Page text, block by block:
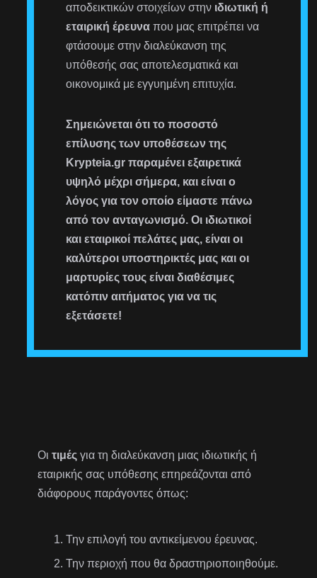
αποδεικτικών στοιχείων στην ιδιωτική ή
εταιρική έρευνα που μας επιτρέπει να
φτάσουμε στην διαλεύκανση της
υπόθεσής σας αποτελεσματικά και
οικονομικά με εγγυημένη επιτυχία.
Σημειώνεται ότι το ποσοστό
επίλυσης των υποθέσεων της
Krypteia.gr παραμένει εξαιρετικά
υψηλό μέχρι σήμερα, και είναι ο
λόγος για τον οποίο είμαστε πάνω
από τον ανταγωνισμό. Οι ιδιωτικοί
και εταιρικοί πελάτες μας, είναι οι
καλύτεροι υποστηρικτές μας και οι
μαρτυρίες τους είναι διαθέσιμες
κατόπιν αιτήματος για να τις
εξετάσετε!
Οιτιμές για τη διαλεύκανση μιας ιδιωτικής ή
εταιρικής σας υπόθεσης επηρεάζονται από
διάφορους παράγοντες όπως:
Την επιλογή του αντικείμενου έρευνας.
Την περιοχή που θα δραστηριοποιηθούμε.